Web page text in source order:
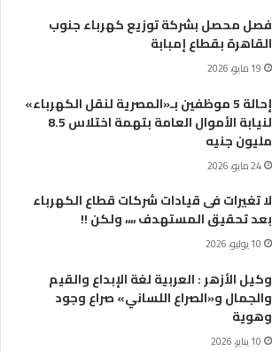
فصل محصل بشركة توزيع كهرباء جنوب
القاهرة بقطاع إمبابة
19 مايو، 2026
إحالة 5 موظفين بـ«المصرية لنقل الكهرباء»
لنيابة الأموال العامة بتهمة اختلاس 8.5
مليون جنيه
24 مايو، 2026
لا تغيرات فى قيادات شركات قطاع الكهرباء
بعد تحقيق المستهدف ،،،، ولكن !!
10 يوليو، 2026
وكيل الأزهر : العربية لغة الإبداع والقيم
والجمال و«الصراع اللساني» صراع وجود
وهوية
10 يناير، 2026